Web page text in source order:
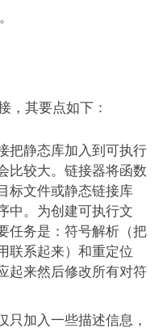
，其要点如下：
把静态库加入到可执行
比较大。链接器将函数
标文件或静态链接库
中。为创建可执行文
任务是：符号解析（把
联系起来）和重定位
起来然后修改所有对符
只加入一些描述信息，